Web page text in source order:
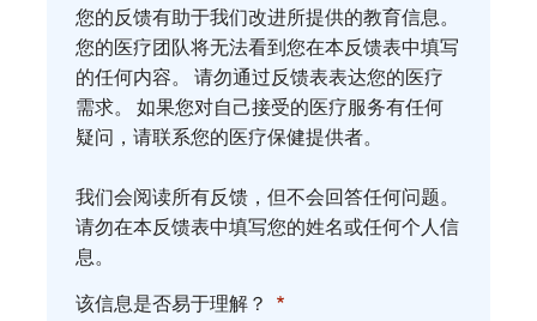
我
们
您
的
想
您的反馈有助于我们改进所提供的教育信息。
您的医疗团队将无法看到您在本反馈表中填写
的任何内容。 请勿通过反馈表表达您的医疗
需求。 如果您对自己接受的医疗服务有任何
疑问，请联系您的医疗保健提供者。
我们会阅读所有反馈，但不会回答任何问题。
请勿在本反馈表中填写您的姓名或任何个人信
息。
该信息是否易于理解？